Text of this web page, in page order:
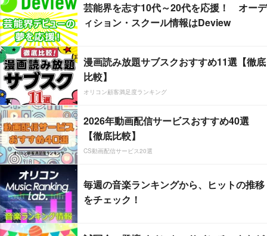
芸能界を志す10代～20代を応援！ オーデ
ィション・スクール情報はDeview
漫画読み放題サブスクおすすめ11選【徹底
比較】
オリコン顧客満足度ランキング
2026年動画配信サービスおすすめ40選
【徹底比較】
CS動画配信サービス20選
毎週の音楽ランキングから、ヒットの推移
をチェック！